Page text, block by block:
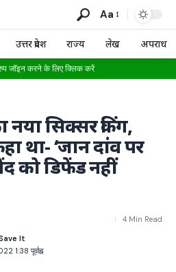
Aa
उत्तर प्रदेश राज्य लेख अपराध
जॉइन करने के लिए क्लिक करें
नया सिक्सर किंग,
था- ‘जान दांव पर
को डिफेंड नहीं
1:38 पूर्वाह्न
4 Min Read